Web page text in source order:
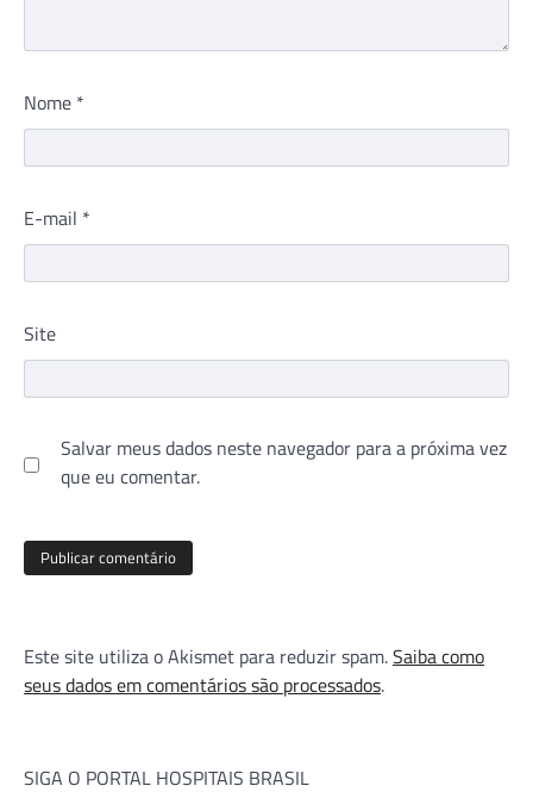
Nome *
E-mail *
Site
Salvar meus dados neste navegador para a próxima vez
que eu comentar.
Este site utiliza o Akismet para reduzir spam.Saiba como
seus dados em comentários são processados.
SIGA O PORTAL HOSPITAIS BRASIL